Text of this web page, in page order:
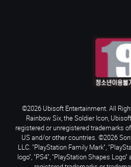
©2026 Ubisoft Entertainment. All
Rainbow Six, the Soldier Icon,
registered or unregistered trademarks
US and/or other countries. ©2026
LLC. "PlayStation Family Mark",
logo", "PS4", "PlayStation Shapes